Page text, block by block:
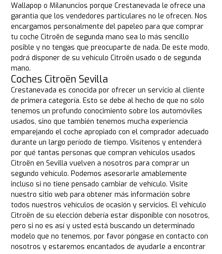
Wallapop o Milanuncios porque Crestanevada le ofrece una
garantía que los vendedores particulares no le ofrecen. Nos
encargamos personalmente del papeleo para que comprar
tu coche Citroën de segunda mano sea lo más sencillo
posible y no tengas que preocuparte de nada. De este modo,
podrá disponer de su vehículo Citroën usado o de segunda
mano.
Coches Citroën Sevilla
Crestanevada es conocida por ofrecer un servicio al cliente
de primera categoría. Esto se debe al hecho de que no sólo
tenemos un profundo conocimiento sobre los automóviles
usados, sino que también tenemos mucha experiencia
emparejando el coche apropiado con el comprador adecuado
durante un largo período de tiempo. Visítenos y entenderá
por qué tantas personas que compran vehículos usados
Citroën en Sevilla vuelven a nosotros para comprar un
segundo vehículo. Podemos asesorarle amablemente
incluso si no tiene pensado cambiar de vehículo. Visite
nuestro sitio web para obtener más información sobre
todos nuestros vehículos de ocasión y servicios. El vehículo
Citroën de su elección debería estar disponible con nosotros,
pero si no es así y usted está buscando un determinado
modelo que no tenemos, por favor póngase en contacto con
nosotros y estaremos encantados de ayudarle a encontrar